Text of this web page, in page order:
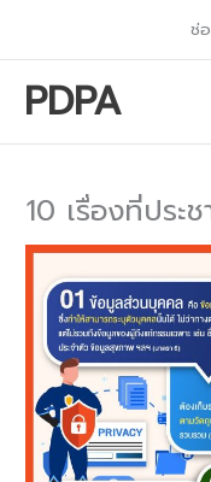
content
ช่
PDPA
10 เรื่องที่ประ